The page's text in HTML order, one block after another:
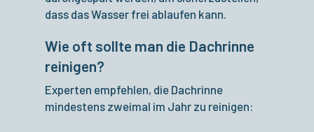
dass das Wasser frei ablaufen kann.
Wie oft sollte man die Dachrinne
reinigen?
Experten empfehlen, die Dachrinne
mindestens zweimal im Jahr zu reinigen: